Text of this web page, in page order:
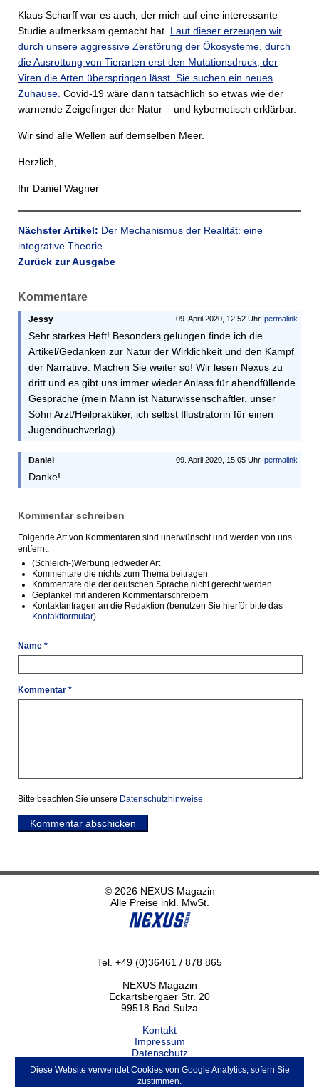
Klaus Scharff war es auch, der mich auf eine interessante
Studie aufmerksam gemacht hat. Laut dieser erzeugen wir
durch unsere aggressive Zerstörung der Ökosysteme, durch
die Ausrottung von Tierarten erst den Mutationsdruck, der
Viren die Arten überspringen lässt. Sie suchen ein neues
Zuhause. Covid-19 wäre dann tatsächlich so etwas wie der
warnende Zeigefinger der Natur – und kybernetisch erklärbar.
Wir sind alle Wellen auf demselben Meer.
Herzlich,
Ihr Daniel Wagner
Nächster Artikel: Der Mechanismus der Realität: eine
integrative Theorie
Zurück zur Ausgabe
Kommentare
09. April 2020, 12:52 Uhr, permalink
Jessy
Sehr starkes Heft! Besonders gelungen finde ich die
Artikel/Gedanken zur Natur der Wirklichkeit und den Kampf
der Narrative. Machen Sie weiter so! Wir lesen Nexus zu
dritt und es gibt uns immer wieder Anlass für abendfüllende
Gespräche (mein Mann ist Naturwissenschaftler, unser
Sohn Arzt/Heilpraktiker, ich selbst Illustratorin für einen
Jugendbuchverlag).
09. April 2020, 15:05 Uhr, permalink
Daniel
Danke!
Kommentar schreiben
Folgende Art von Kommentaren sind unerwünscht und werden von uns
entfernt:
(Schleich-)Werbung jedweder Art
Kommentare die nichts zum Thema beitragen
Kommentare die der deutschen Sprache nicht gerecht werden
Geplänkel mit anderen Kommentarschreibern
Kontaktanfragen an die Redaktion (benutzen Sie hierfür bitte das
Kontaktformular)
Name *
Kommentar *
Bitte beachten Sie unsere Datenschutzhinweise
Kommentar abschicken
© 2026 NEXUS Magazin
Alle Preise inkl. MwSt.
Tel. +49 (0)36461 / 878 865
NEXUS Magazin
Eckartsbergaer Str. 20
99518 Bad Sulza
Kontakt
Impressum
Datenschutz
Haftungsausschluss
ABO kündigen
Diese Website verwendet Cookies von Google Analytics, sofern Sie
zustimmen.